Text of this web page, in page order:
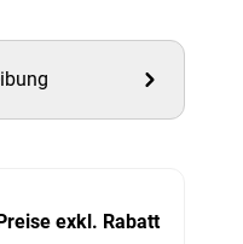
Preise exkl. Rabatt